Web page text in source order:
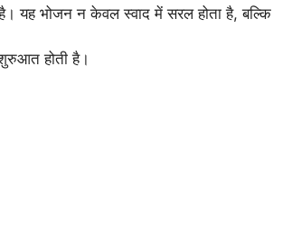
यह भोजन न केवल स्वाद में सरल होता है, बल्कि
होती है।